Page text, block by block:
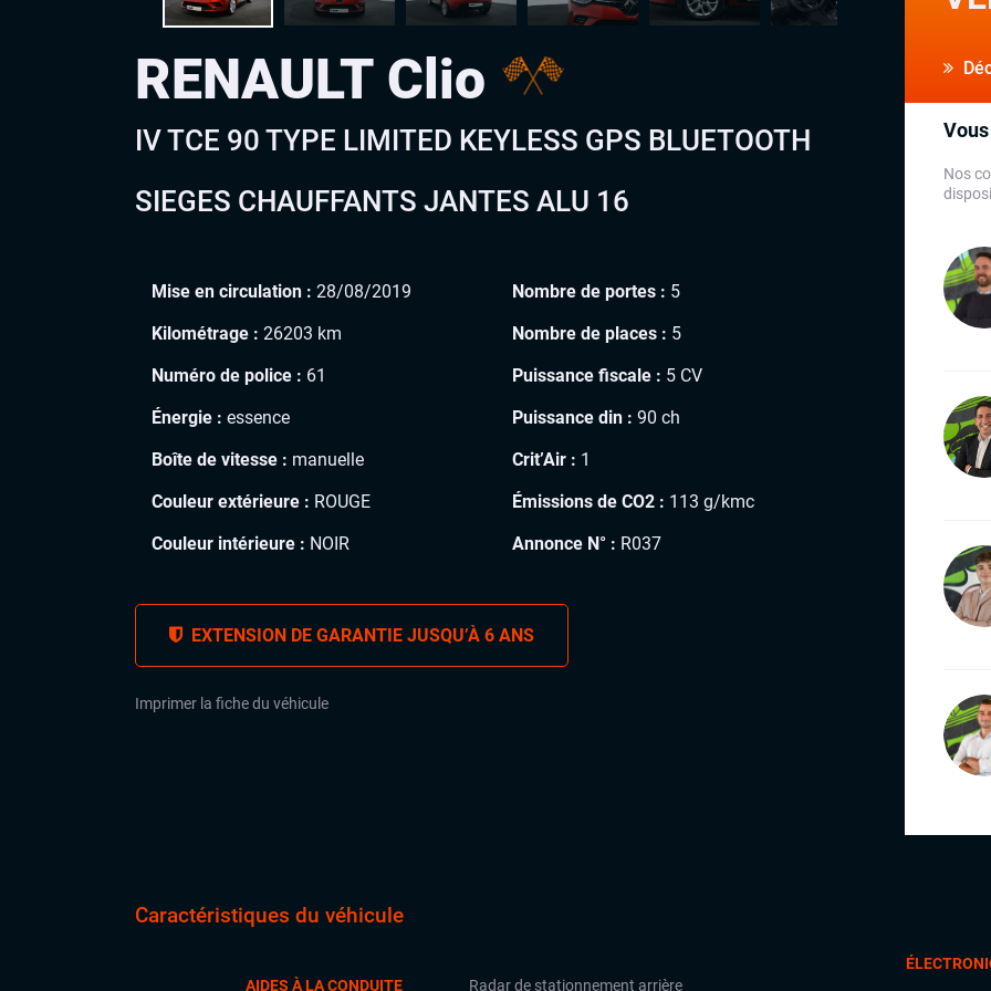
RENAULT Clio
IV TCE 90 TYPE LIMITED KEYLESS GPS BLUETOOTH
SIEGES CHAUFFANTS JANTES ALU 16
Mise en circulation : 28/08/2019
Kilométrage : 26203 km
Numéro de police : 61
Énergie : essence
Boîte de vitesse : manuelle
Couleur extérieure : ROUGE
Couleur intérieure : NOIR
Nombre de portes : 5
Nombre de places : 5
Puissance fiscale : 5 CV
Puissance din : 90 ch
Crit’Air : 1
Émissions de CO2 : 113 g/kmc
Annonce N° : R037
EXTENSION DE GARANTIE JUSQU’À 6 ANS
Imprimer la fiche du véhicule
Nos
Caractéristiques du véhicule
AIDES À LA CONDUITE
Radar de stationnement arrière